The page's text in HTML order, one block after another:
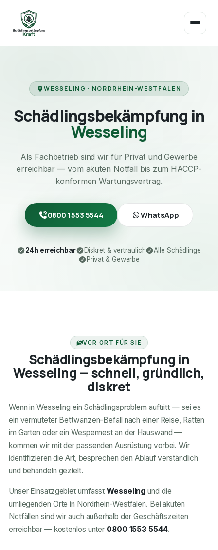
WESSELING · NORDRHEIN-WESTFALEN
Schädlingsbekämpfung in
Wesseling
Als Fachbetrieb sind wir für Privat und Gewerbe
erreichbar — vom akuten Notfall bis zum HACCP-
konformen Wartungsvertrag.
0800 1553 5544 WhatsApp
24h erreichbar Diskret & vertraulich
Alle Schädlinge
Privat & Gewerbe
VOR ORT FÜR SIE
Schädlingsbekämpfung in
Wesseling — schnell, gründlich,
diskret
Wenn in Wesseling ein Schädlingsproblem auftritt — sei es
ein vermuteter Bettwanzen-Befall nach einer Reise, Ratten
im Garten oder ein Wespennest an der Hauswand —
kommen wir mit der passenden Ausrüstung vorbei. Wir
identifizieren die Art, besprechen den Ablauf verständlich
und behandeln gezielt.
Unser Einsatzgebiet umfasstWesseling und die
umliegenden Orte in Nordrhein-Westfalen. Bei akuten
Notfällen sind wir auch außerhalb der Geschäftszeiten
erreichbar — kostenlos unter 0800 1553 5544.